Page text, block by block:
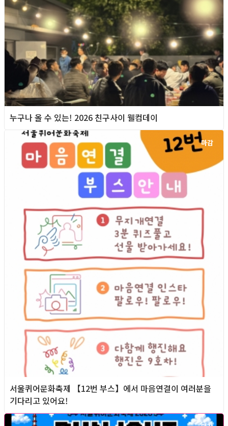
누구나 올 수 있는! 2026 친구사이 웰컴데이
마감
서울퀴어문화축제 【12번 부스】에서 마음연결이 여러분을
기다리고 있어요!